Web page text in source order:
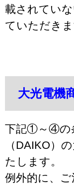
載されてい
ていただきま
大光電機
下記①～④の
（DAIKO）
たします。
例外的に、